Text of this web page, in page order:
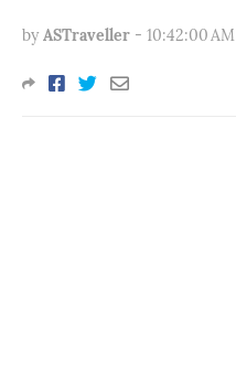
by ASTraveller - 10:42:00 AM